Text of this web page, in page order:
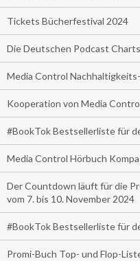
Tickets Bücherfestival 2024
Die Deutschen Podcast Charts
Media Control
Kooperation von Media
#BookTok Bestsellerliste für
Media Control Hörbuch
Der Countdown läuft für die
vom 7. bis 10. November 2024
#BookTok Bestsellerliste für
Promi-Buch Top- und Flop-